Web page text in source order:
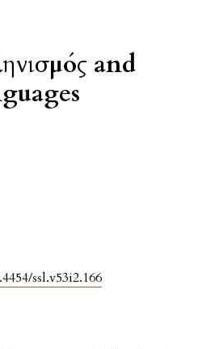
and
ssl.v53i2.166